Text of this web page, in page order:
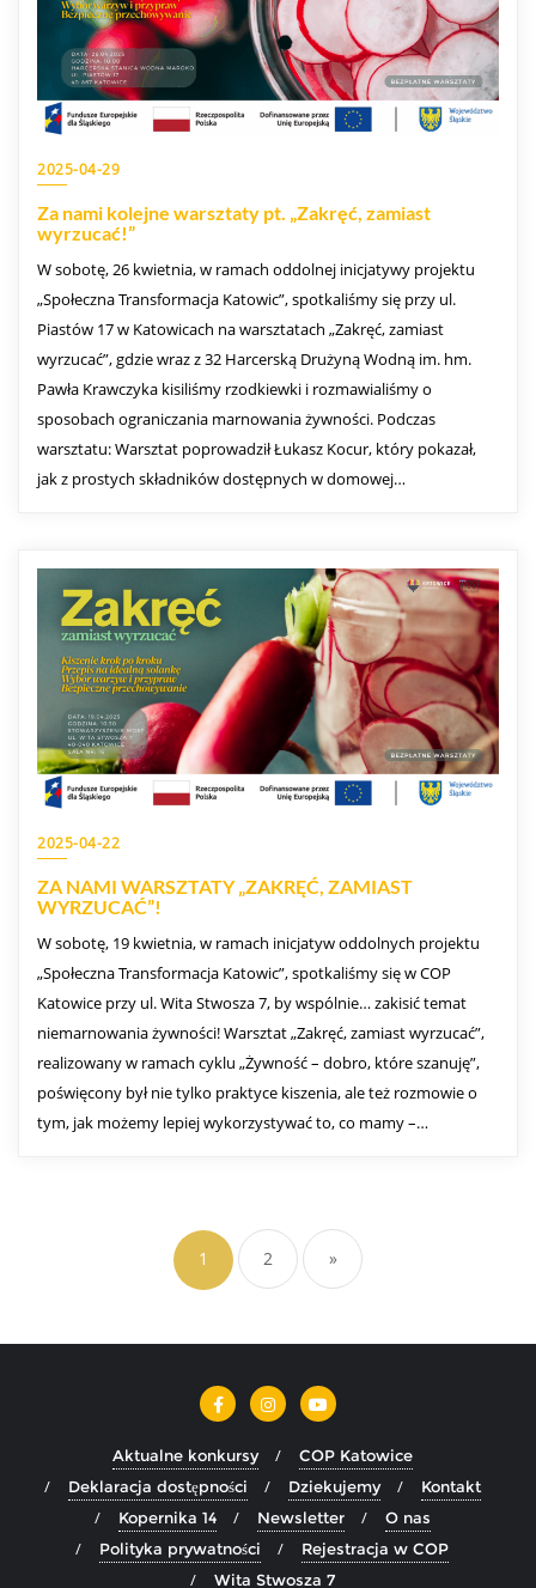
2025-04-29
Za nami kolejne warsztaty pt. „Zakręć, zamiast
wyrzucać!”
W sobotę, 26 kwietnia, w ramach oddolnej inicjatywy projektu
„Społeczna Transformacja Katowic”, spotkaliśmy się przy ul.
Piastów 17 w Katowicach na warsztatach „Zakręć, zamiast
wyrzucać”, gdzie wraz z 32 Harcerską Drużyną Wodną im. hm.
Pawła Krawczyka kisiliśmy rzodkiewki i rozmawialiśmy o
sposobach ograniczania marnowania żywności. Podczas
warsztatu: Warsztat poprowadził Łukasz Kocur, który pokazał,
jak z prostych składników dostępnych w domowej…
2025-04-22
ZA NAMI WARSZTATY „ZAKRĘĆ, ZAMIAST
WYRZUCAĆ”!
W sobotę, 19 kwietnia, w ramach inicjatyw oddolnych projektu
„Społeczna Transformacja Katowic”, spotkaliśmy się w COP
Katowice przy ul. Wita Stwosza 7, by wspólnie… zakisić temat
niemarnowania żywności! Warsztat „Zakręć, zamiast wyrzucać”,
realizowany w ramach cyklu „Żywność – dobro, które szanuję”,
poświęcony był nie tylko praktyce kiszenia, ale też rozmowie o
tym, jak możemy lepiej wykorzystywać to, co mamy –…
1 2 »
Aktualne konkursy
COP Katowice
Deklaracja dostępności
Dziekujemy
Kontakt
Kopernika 14
Newsletter
O nas
Polityka prywatności
Rejestracja w COP
Wita Stwosza 7